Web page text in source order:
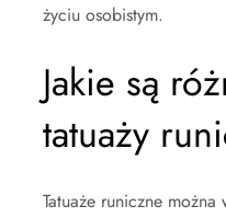
życiu osobistym.
Jakie są
tatuaży
Tatuaże runiczne